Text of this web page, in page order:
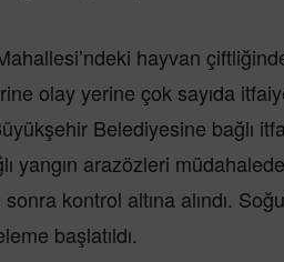
hayvan
olay yerine çok sayıda
Belediyesine bağlı
yangın arazözleri
kontrol altına alındı.
başlatıldı.